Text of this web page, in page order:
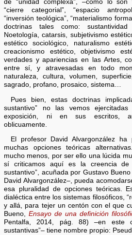
de “unidad complexa”, –como lo son
“cierre categorial”, “espacio
“inversión teológica”, “materialismo
doctrinas tales como:
Noetología, catarsis, subjetivismo
estético sociológico, naturalismo
creacionismo estético, objetivismo
verdades y apariencias en las Artes,
entre sí, y atravesadas en todo
naturaleza, cultura, volumen,
sagrado, profano, prosaico, sistema…
Pues bien, estas doctrinas
sustantivo” no las vemos
exposición, ni en sus escritos,
oblicuamente.
El profesor David Alvargonzález
muchas opciones teóricas
mucho menos, por ser ello una lúcida
sí criticamos aquí es la creencia
sustantivo”, acuñada por Gustavo
David Alvargonzález–, pueda
esa pluralidad de opciones teóricas.
dialéctica entre los sistemas filosóficos,
y allá, para tejer un centón con el que
Bueno,Ensayo de una definición
Pentalfa, 2014, pág. 88) –en este
sustantivas”– tiene nombre propio: